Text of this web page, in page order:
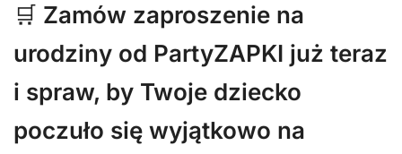
🛒 Zamów zaproszenie na
urodziny od PartyZAPKI już teraz
i spraw, by Twoje dziecko
poczuło się wyjątkowo na